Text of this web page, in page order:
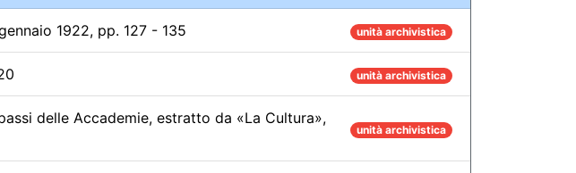
1922, pp. 127 - 135 unità archivistica
unità archivistica
delle Accademie, estratto da «La Cultura»,
unità archivistica